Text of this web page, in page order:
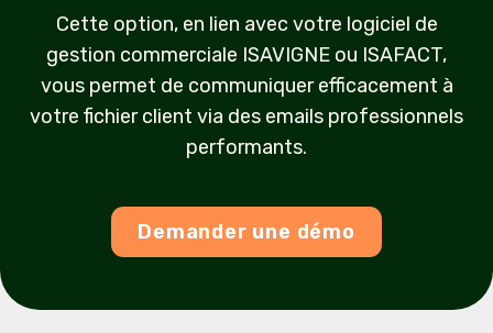
Cette option, en lien avec votre logiciel de
gestion commerciale ISAVIGNE ou ISAFACT,
vous permet de communiquer efficacement à
votre fichier client via des emails professionnels
performants.
Demander une démo